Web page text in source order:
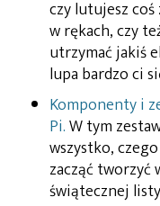
czy lutujesz
w rękach, czy
utrzymać jakiś
lupa bardzo ci
Komponenty i
Pi.W tym
wszystko,
zacząć tworzyć
świątecznej